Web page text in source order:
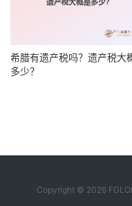
希腊有遗产税吗？遗产税大
多少？
Copyright © 2026